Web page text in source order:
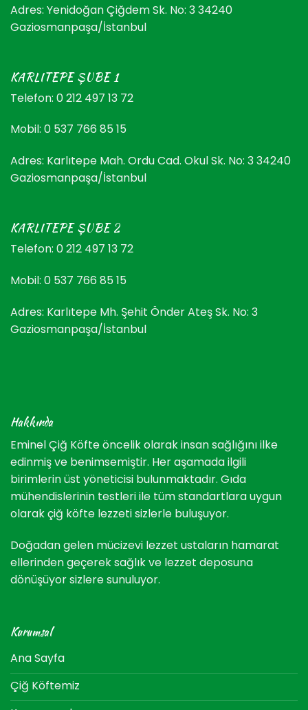
Adres: Yenidoğan Çiğdem Sk. No: 3 34240
Gaziosmanpaşa/İstanbul
KARLITEPE ŞUBE 1
Telefon: 0 212 497 13 72
Mobil: 0 537 766 85 15
Adres: Karlıtepe Mah. Ordu Cad. Okul Sk. No: 3 34240
Gaziosmanpaşa/İstanbul
KARLITEPE ŞUBE 2
Telefon: 0 212 497 13 72
Mobil: 0 537 766 85 15
Adres: Karlıtepe Mh. Şehit Önder Ateş Sk. No: 3
Gaziosmanpaşa/İstanbul
Hakkında
Eminel Çiğ Köfte öncelik olarak insan sağlığını ilke
edinmiş ve benimsemiştir. Her aşamada ilgili
birimlerin üst yöneticisi bulunmaktadır. Gıda
mühendislerinin testleri ile tüm standartlara uygun
olarak çiğ köfte lezzeti sizlerle buluşuyor.
Doğadan gelen mücizevi lezzet ustaların hamarat
ellerinden geçerek sağlık ve lezzet deposuna
dönüşüyor sizlere sunuluyor.
Kurumsal
Ana Sayfa
Çiğ Köftemiz